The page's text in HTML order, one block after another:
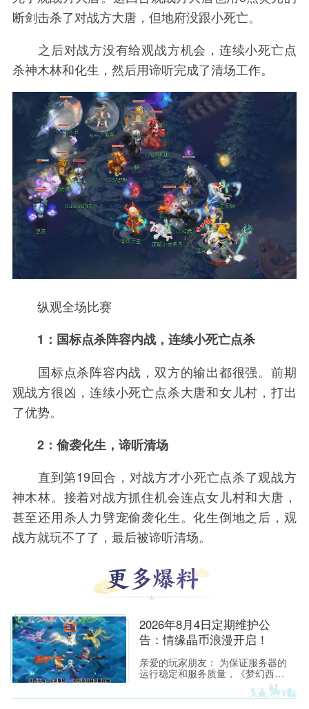
断剑击杀了对战方大唐，但地府没跟小死亡。
之后对战方没有给观战方机会，连续小死亡点
杀神木林和化生，然后用谛听完成了清场工作。
纵观全场比赛
1：国标点杀阵容内战，连续小死亡点杀
国标点杀阵容内战，双方的输出都很强。前期
观战方很凶，连续小死亡点杀大唐和女儿村，打出
了优势。
2：偷袭化生，谛听清场
直到第19回合，对战方才小死亡点杀了观战方
神木林。接着对战方抓住机会连点女儿村和大唐，
甚至还用杀人力劈宠偷袭化生。化生倒地之后，观
战方就玩不了了，最后被谛听清场。
2026年8月4日定期维护公
告：情缘晶币浪漫开启！
亲爱的玩家朋友： 为保证服务器的
运行稳定和服务质量，《梦幻西
游》所有服务器将于2026年8月4日
上午8:00停机，进行每周例行的维